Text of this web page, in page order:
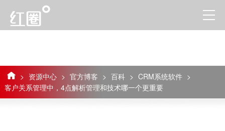
> 资源中心 > 官方博客 > 百科 > CRM系统软件 >
客户关系管理中，4点解析管理和技术哪一个更重要